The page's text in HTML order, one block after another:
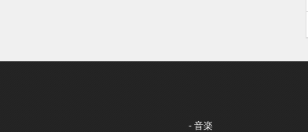
- 音楽